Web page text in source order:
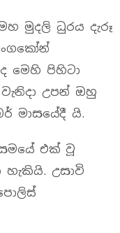
මුදලි ධුරය දැරූ
මෙහි පිහිටා
උපන් ඔහු
මාසයේදී යි.
එක් වූ
උසාවි